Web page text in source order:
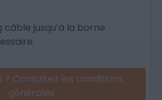
jusqu’à la borne
? Consultez les conditions
générales